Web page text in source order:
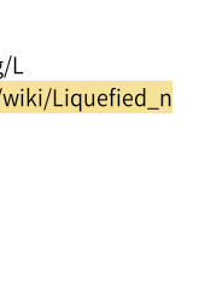
L
Liquefied_n